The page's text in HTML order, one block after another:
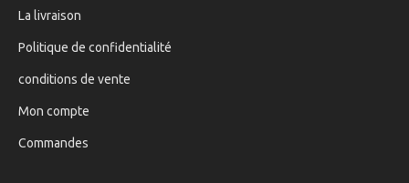
La livraison
Politique de confidentialité
conditions de vente
Mon compte
Commandes